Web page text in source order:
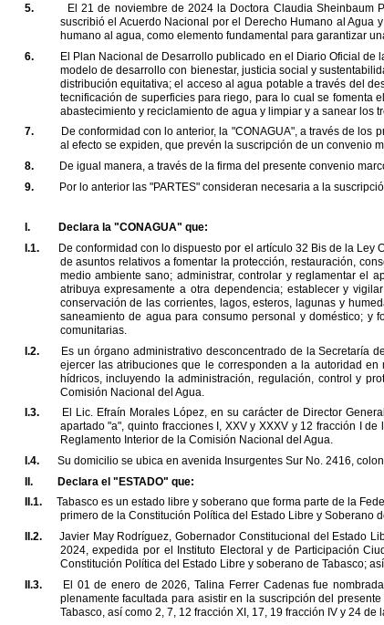
5.
El 21 de noviembre de 2024 la Doctora Claudia Sheinbaum
suscribió el Acuerdo Nacional por el Derecho Humano al Agua
humano al agua, como elemento fundamental para garantizar
6.
El Plan Nacional de Desarrollo publicado en el Diario Oficial de
modelo de desarrollo con bienestar, justicia social y
distribución equitativa; el acceso al agua potable a través del
tecnificación de superficies para riego, para lo cual se fomenta el
abastecimiento y reciclamiento de agua y limpiar y a sanear los
7.
De conformidad con lo anterior, la "CONAGUA", a través de los
al efecto se expiden, que prevén la suscripción de un convenio
8.
De igual manera, a través de la firma del presente convenio
9.
Por lo anterior las"PARTES" consideran necesaria a la
I.
Declara la"CONAGUA" que:
I.1.
De conformidad con lo dispuesto por el artículo 32 Bis de la Ley
de asuntos relativos a fomentar la protección, restauración,
medio ambiente sano; administrar, controlar y reglamentar el
atribuya expresamente a otra dependencia; establecer y
conservación de las corrientes, lagos, esteros, lagunas y
saneamiento de agua para consumo personal y doméstico; y
comunitarias.
I.2.
Es un órgano administrativo desconcentrado de la Secretaría
ejercer las atribuciones que le corresponden a la autoridad en
hídricos, incluyendo la administración, regulación, control y
Comisión Nacional del Agua.
I.3.
El Lic. Efraín Morales López, en su carácter de Director
apartado"a", quinto fracciones I, XXV y XXXV y 12 fracción I de
Reglamento Interior de la Comisión Nacional del Agua.
I.4.
Su domicilio se ubica en avenida Insurgentes Sur No. 2416,
II.
Declara el"ESTADO" que:
II.1.
Tabasco es un estado libre y soberano que forma parte de la
primero de la Constitución Política del Estado Libre y Soberano
II.2.
Javier May Rodríguez, Gobernador Constitucional del Estado
2024, expedida por el Instituto Electoral y de Participación
Constitución Política del Estado Libre y soberano de Tabasco;
II.3.
El 01 de enero de 2026, Talina Ferrer Cadenas fue
plenamente facultada para asistir en la suscripción del presente
Tabasco, así como 2, 7, 12 fracción XI, 17, 19 fracción IV y 24